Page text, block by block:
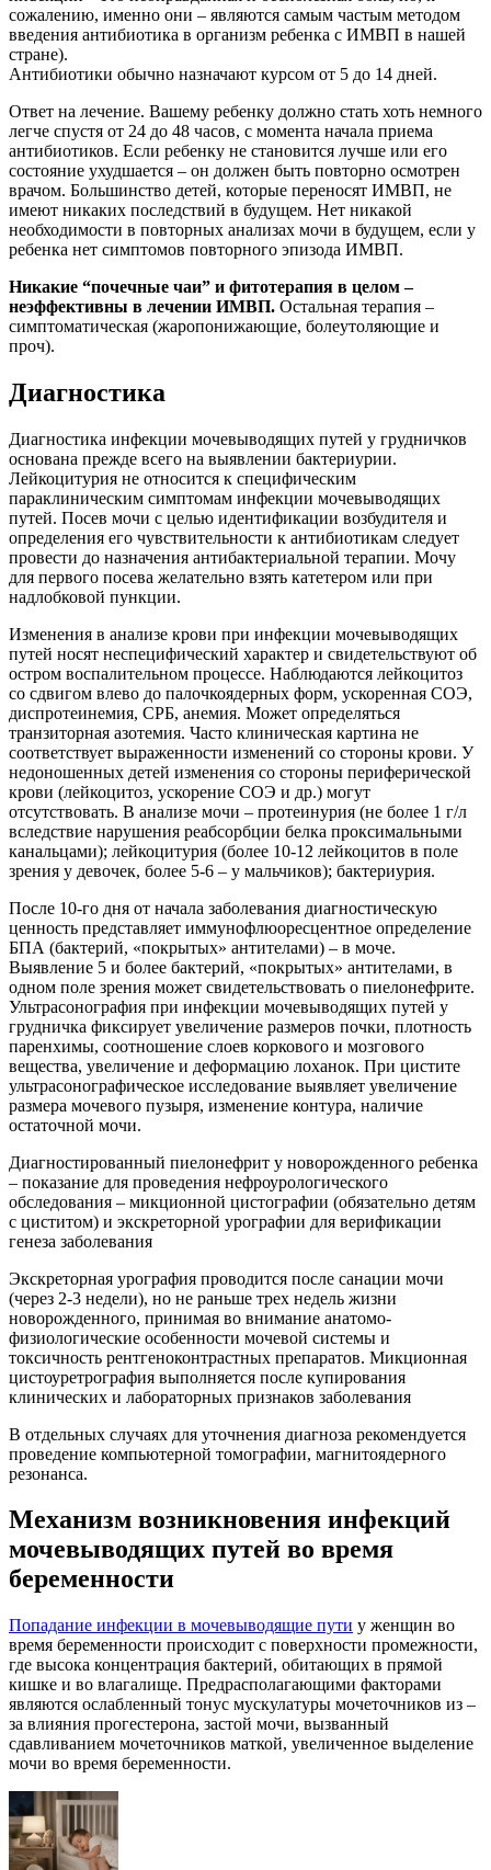
сожалению, именно они – являются самым частым методом
введения антибиотика в организм ребенка с ИМВП в нашей
стране).
Антибиотики обычно назначают курсом от 5 до 14 дней.
Ответ на лечение. Вашему ребенку должно стать хоть немного
легче спустя от 24 до 48 часов, с момента начала приема
антибиотиков. Если ребенку не становится лучше или его
состояние ухудшается – он должен быть повторно осмотрен
врачом. Большинство детей, которые переносят ИМВП, не
имеют никаких последствий в будущем. Нет никакой
необходимости в повторных анализах мочи в будущем, если у
ребенка нет симптомов повторного эпизода ИМВП.
Никакие “почечные чаи” и фитотерапия в целом –
неэффективны в лечении ИМВП. Остальная терапия –
симптоматическая (жаропонижающие, болеутоляющие и
проч).
Диагностика
Диагностика инфекции мочевыводящих путей у грудничков
основана прежде всего на выявлении бактериурии.
Лейкоцитурия не относится к специфическим
параклиническим симптомам инфекции мочевыводящих
путей. Посев мочи с целью идентификации возбудителя и
определения его чувствительности к антибиотикам следует
провести до назначения антибактериальной терапии. Мочу
для первого посева желательно взять катетером или при
надлобковой пункции.
Изменения в анализе крови при инфекции мочевыводящих
путей носят неспецифический характер и свидетельствуют об
остром воспалительном процессе. Наблюдаются лейкоцитоз
со сдвигом влево до палочкоядерных форм, ускоренная СОЭ,
диспротеинемия, СРБ, анемия. Может определяться
транзиторная азотемия. Часто клиническая картина не
соответствует выраженности изменений со стороны крови. У
недоношенных детей изменения со стороны периферической
крови (лейкоцитоз, ускорение СОЭ и др.) могут
отсутствовать. В анализе мочи – протеинурия (не более 1 г/л
вследствие нарушения реабсорбции белка проксимальными
канальцами); лейкоцитурия (более 10-12 лейкоцитов в поле
зрения у девочек, более 5-6 – у мальчиков); бактериурия.
После 10-го дня от начала заболевания диагностическую
ценность представляет иммунофлюоресцентное определение
БПА (бактерий, «покрытых» антителами) – в моче.
Выявление 5 и более бактерий, «покрытых» антителами, в
одном поле зрения может свидетельствовать о пиелонефрите.
Ультрасонография при инфекции мочевыводящих путей у
грудничка фиксирует увеличение размеров почки, плотность
паренхимы, соотношение слоев коркового и мозгового
вещества, увеличение и деформацию лоханок. При цистите
ультрасонографическое исследование выявляет увеличение
размера мочевого пузыря, изменение контура, наличие
остаточной мочи.
Диагностированный пиелонефрит у новорожденного ребенка
– показание для проведения нефроурологического
обследования – микционной цистографии (обязательно детям
с циститом) и экскреторной урографии для верификации
генеза заболевания
Экскреторная урография проводится после санации мочи
(через 2-3 недели), но не раньше трех недель жизни
новорожденного, принимая во внимание анатомо-
физиологические особенности мочевой системы и
токсичность рентгеноконтрастных препаратов. Микционная
цистоуретрография выполняется после купирования
клинических и лабораторных признаков заболевания
В отдельных случаях для уточнения диагноза рекомендуется
проведение компьютерной томографии, магнитоядерного
резонанса.
Механизм возникновения инфекций
мочевыводящих путей во время
беременности
Попадание инфекции в мочевыводящие пути у женщин во
время беременности происходит с поверхности промежности,
где высока концентрация бактерий, обитающих в прямой
кишке и во влагалище. Предрасполагающими факторами
являются ослабленный тонус мускулатуры мочеточников из –
за влияния прогестерона, застой мочи, вызванный
сдавливанием мочеточников маткой, увеличенное выделение
мочи во время беременности.